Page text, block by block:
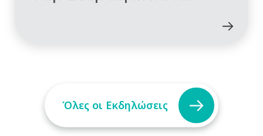
Όλες οι Εκδηλώσεις